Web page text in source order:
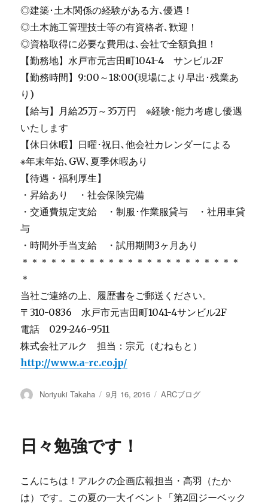
◎建築･土木関係の経験がある方､優遇！
◎土木施工管理技士等の有資格者､歓迎！
◎資格取得に必要な費用は､会社で全額負担！
【勤務地】水戸市元吉田町1041-4 サンビル2F
【勤務時間】9:00～18:00(現場により早出･残業あ
り)
【給与】月給25万～35万円 ※経験･能力考慮し優遇
いたします
【休日休暇】日曜･祝日､他会社カレンダーによる
※年末年始､GW､夏季休暇あり
【待遇・福利厚生】
・昇給あり ・社会保険完備
・交通費規定支給 ・制服･作業服貸与 ・社用車貸
与
・時間外手当支給 ・試用期間3ヶ月あり
＊＊＊＊＊＊＊＊＊＊＊＊＊＊＊＊＊＊＊＊＊＊＊
＊
当社ご連絡の上、履歴書をご郵送ください。
〒310-0836 水戸市元吉田町1041-4サンビル2F
電話 029-246-9511
株式会社アルク 担当：宗元（むねもと）
http://www.a-rc.co.jp/
投
Noriyuki Takaha
投
9月 16, 2016
カ
ARCブログ
日々勉強です！
こんにちは！アルクの企画広報担当・高羽（たか
は）です。この夏の一大イベント「第2回ジーベック